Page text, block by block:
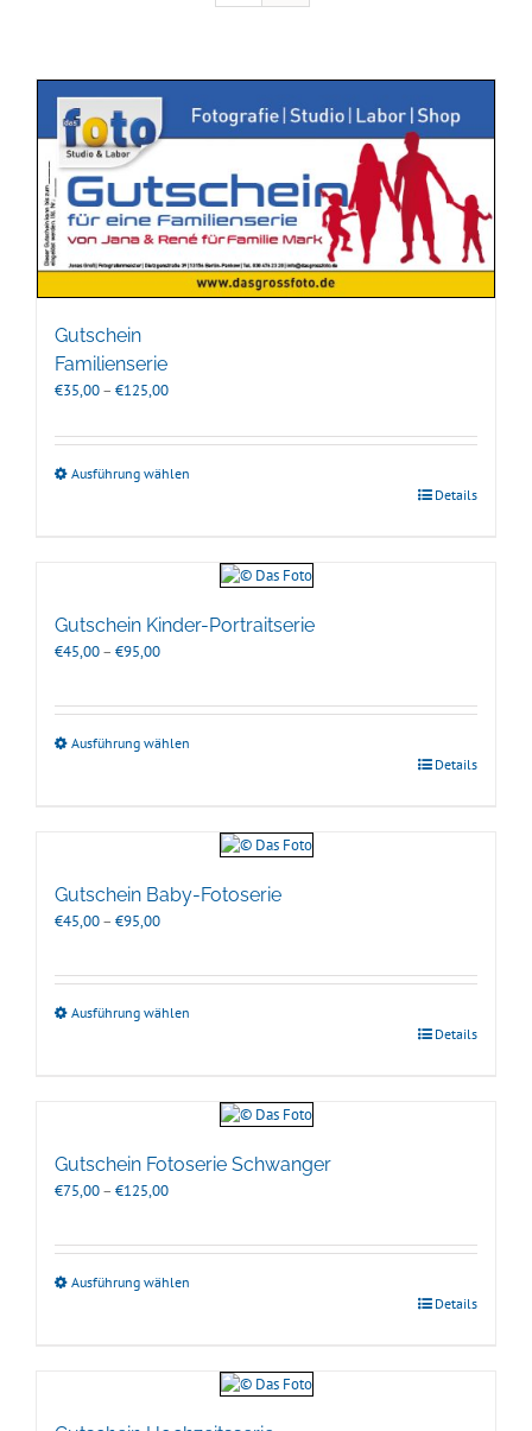
Gutschein
Familienserie
€35,00– €125,00Preisspanne:
bis
Ausführung wählen
Details
Gutschein Kinder-Portraitserie
€45,00– €95,00Preisspanne:
€95,00
Ausführung wählen
Details
Gutschein Baby-Fotoserie
€45,00– €95,00Preisspanne:
€95,00
Ausführung wählen
Details
Gutschein Fotoserie Schwanger
€75,00– €125,00Preisspanne:
€125,00
Ausführung wählen
Details